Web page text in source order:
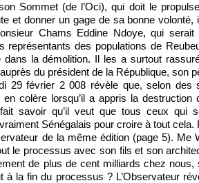
Sommet (de l’Oci), qui doit le
et donner un gage de sa bonne
Chams Eddine Ndoye, qui
représentants des populations de
dans la démolition. Il les a surtout
du président de la République, son
29 février 2 008 révèle que, selon
colère lorsqu’il a appris la
savoir qu’il veut que tous ceux qui
Sénégalais pour croire à tout
de la même édition (page 5). Me
le processus avec son fils et son
de plus de cent milliards chez
à la fin du processus ? L’Observateur